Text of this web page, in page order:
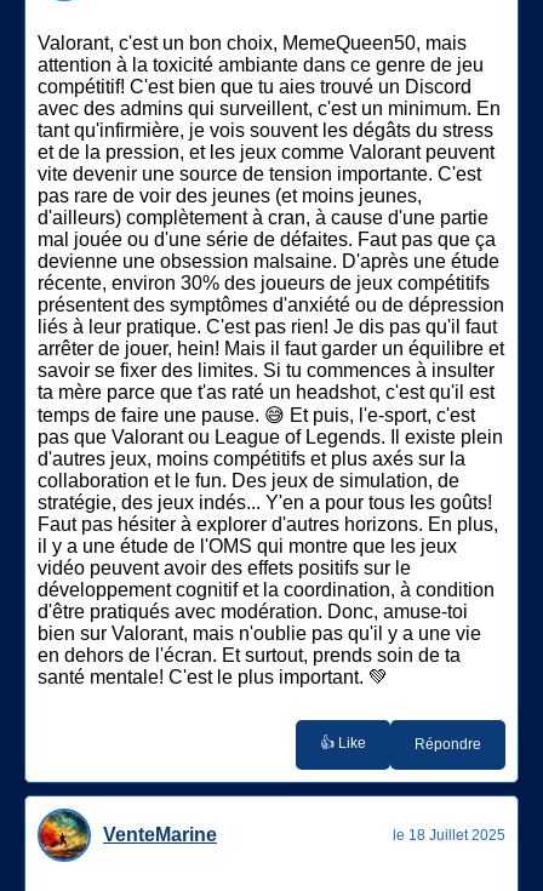
Valorant, c'est un bon choix, MemeQueen50, mais
attention à la toxicité ambiante dans ce genre de jeu
compétitif! C'est bien que tu aies trouvé un Discord
avec des admins qui surveillent, c'est un minimum. En
tant qu'infirmière, je vois souvent les dégâts du stress
et de la pression, et les jeux comme Valorant peuvent
vite devenir une source de tension importante. C'est
pas rare de voir des jeunes (et moins jeunes,
d'ailleurs) complètement à cran, à cause d'une partie
mal jouée ou d'une série de défaites. Faut pas que ça
devienne une obsession malsaine. D'après une étude
récente, environ 30% des joueurs de jeux compétitifs
présentent des symptômes d'anxiété ou de dépression
liés à leur pratique. C'est pas rien! Je dis pas qu'il faut
arrêter de jouer, hein! Mais il faut garder un équilibre et
savoir se fixer des limites. Si tu commences à insulter
ta mère parce que t'as raté un headshot, c'est qu'il est
temps de faire une pause. 😅 Et puis, l'e-sport, c'est
pas que Valorant ou League of Legends. Il existe plein
d'autres jeux, moins compétitifs et plus axés sur la
collaboration et le fun. Des jeux de simulation, de
stratégie, des jeux indés... Y'en a pour tous les goûts!
Faut pas hésiter à explorer d'autres horizons. En plus,
il y a une étude de l'OMS qui montre que les jeux
vidéo peuvent avoir des effets positifs sur le
développement cognitif et la coordination, à condition
d'être pratiqués avec modération. Donc, amuse-toi
bien sur Valorant, mais n'oublie pas qu'il y a une vie
en dehors de l'écran. Et surtout, prends soin de ta
santé mentale! C'est le plus important. 💚
👍 Like Répondre
VenteMarine le 18 Juillet 2025